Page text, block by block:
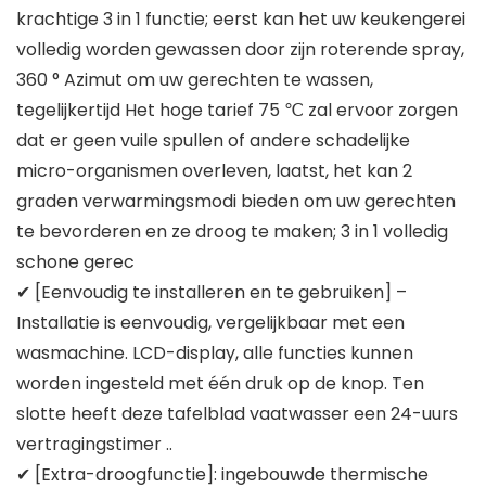
krachtige 3 in 1 functie; eerst kan het uw keukengerei
volledig worden gewassen door zijn roterende spray,
360 ° Azimut om uw gerechten te wassen,
tegelijkertijd Het hoge tarief 75 ℃ zal ervoor zorgen
dat er geen vuile spullen of andere schadelijke
micro-organismen overleven, laatst, het kan 2
graden verwarmingsmodi bieden om uw gerechten
te bevorderen en ze droog te maken; 3 in 1 volledig
schone gerec
✔ [Eenvoudig te installeren en te gebruiken] –
Installatie is eenvoudig, vergelijkbaar met een
wasmachine. LCD-display, alle functies kunnen
worden ingesteld met één druk op de knop. Ten
slotte heeft deze tafelblad vaatwasser een 24-uurs
vertragingstimer ..
✔ [Extra-droogfunctie]: ingebouwde thermische